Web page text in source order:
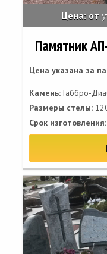
Цена: от
Памятник
Цена указана за
Камень: Габбро-
Размеры стелы:
Срок изготовления: